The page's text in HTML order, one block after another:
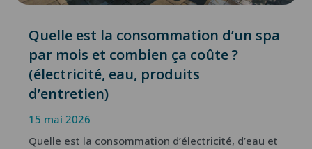
Quelle est la consommation d’un spa
par mois et combien ça coûte ?
(électricité, eau, produits
d’entretien)
15 mai 2026
Quelle est la consommation d’électricité, d’eau et